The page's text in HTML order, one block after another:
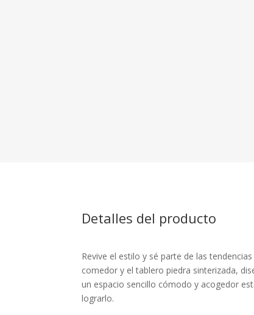
Detalles del producto
Revive el estilo y sé parte de las
comedor y el tablero piedra sinterizada,
un espacio sencillo cómodo y acogedor
lograrlo.